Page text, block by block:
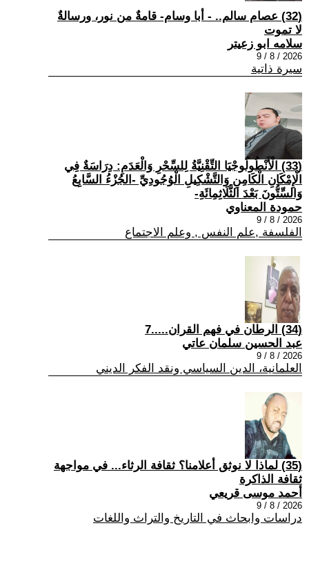
(32) عصام سالم.. - أبا وسام- قامةٌ من نور، ورسالةٌ
لا تموت
سلامه ابو زعيتر
2026 / 8 / 9
سيرة ذاتية
(33) الْأَنْطُولُوجْيَا التِّقْنِيَّةُ لِلسِّحْرِ وَالْعَدَمِ: دِرَاسَةٌ فِي
الْإِمْكَانِ الْكَامِنِ وَالتَّشْكِيلِ الْوُجُودِيِّ -الجُزْءُ السَّابِعُ
وَالسِّتُّونَ بَعْدَ الثَّلَاثِمِائَةِ-
حمودة المعناوي
2026 / 8 / 9
الفلسفة ,علم النفس , وعلم الاجتماع
(34) الرطان في فهم القران.....7
عبد الحسين سلمان عاتي
2026 / 8 / 9
العلمانية، الدين السياسي ونقد الفكر الديني
(35) لماذا لا نوثق أعلامنا؟ ثقافة الرثاء... في مواجهة
ثقافة الذاكرة
أحمد موسى قريعي
2026 / 8 / 9
دراسات وابحاث في التاريخ والتراث واللغات